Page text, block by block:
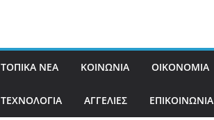
ΤΟΠΙΚΑ ΝΕΑ ΚΟΙΝΩΝΙΑ ΟΙΚΟΝΟΜΙΑ
ΤΕΧΝΟΛΟΓΙΑ ΑΓΓΕΛΙΕΣ ΕΠΙΚΟΙΝΩΝΙΑ